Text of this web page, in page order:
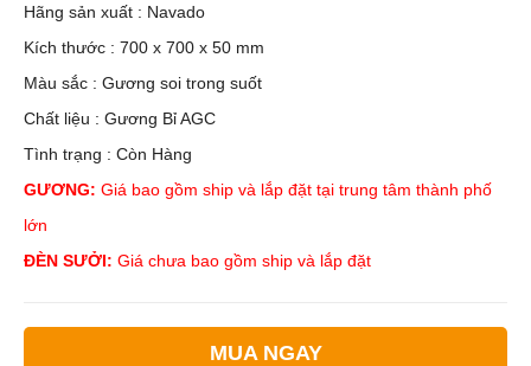
Hãng sản xuất : Navado
Kích thước : 700 x 700 x 50 mm
Màu sắc : Gương soi trong suốt
Chất liệu : Gương Bỉ AGC
Tình trạng : Còn Hàng
GƯƠNG: Giá bao gồm ship và lắp đặt tại trung tâm thành phố
lớn
ĐÈN SƯỞI: Giá chưa bao gồm ship và lắp đặt
MUA NGAY